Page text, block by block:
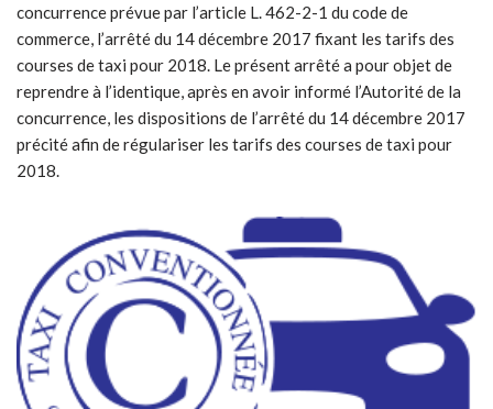
concurrence prévue par l’article L. 462-2-1 du code de
commerce, l’arrêté du 14 décembre 2017 fixant les tarifs des
courses de taxi pour 2018. Le présent arrêté a pour objet de
reprendre à l’identique, après en avoir informé l’Autorité de la
concurrence, les dispositions de l’arrêté du 14 décembre 2017
précité afin de régulariser les tarifs des courses de taxi pour
2018.